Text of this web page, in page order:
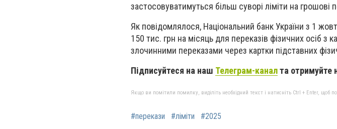
застосовуватимуться більш суворі ліміти на грошові
Як повідомлялося, Національний банк України з 1
150 тис. грн на місяць для переказів фізичних осіб з
злочинними переказами через картки підставних
Підписуйтеся на наш Телеграм-каналта отримуйте
Якщо ви помітили помилку, виділіть необхідний текст і натисніть Ctrl + Enter, щоб
#перекази #ліміти #2025